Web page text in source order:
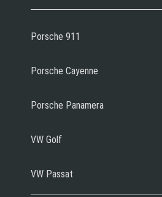
Porsche 911
Porsche Cayenne
Porsche Panamera
VW Golf
VW Passat